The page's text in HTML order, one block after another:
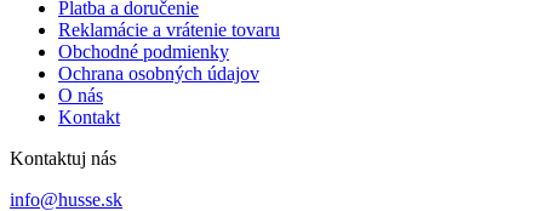
Platba a doručenie
Reklamácie a vrátenie tovaru
Obchodné podmienky
Ochrana osobných údajov
O nás
Kontakt
Kontaktuj nás
info@husse.sk